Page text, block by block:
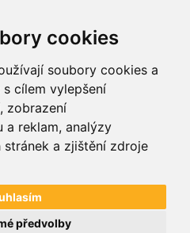
cookies
soubory cookies a
cílem vylepšení
zobrazení
a reklam, analýzy
a zjištění zdroje
předvolby